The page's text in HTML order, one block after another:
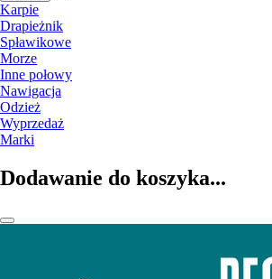
Karpie
Drapieżnik
Spławikowe
Morze
Inne połowy
Nawigacja
Odzież
Wyprzedaż
Marki
Dodawanie do koszyka...